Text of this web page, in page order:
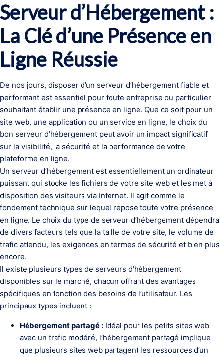
Serveur d’Hébergement :
La Clé d’une Présence en
Ligne Réussie
De nos jours, disposer d’un serveur d’hébergement fiable et
performant est essentiel pour toute entreprise ou particulier
souhaitant établir une présence en ligne. Que ce soit pour un
site web, une application ou un service en ligne, le choix du
bon serveur d’hébergement peut avoir un impact significatif
sur la visibilité, la sécurité et la performance de votre
plateforme en ligne.
Un serveur d’hébergement est essentiellement un ordinateur
puissant qui stocke les fichiers de votre site web et les met à
disposition des visiteurs via Internet. Il agit comme le
fondement technique sur lequel repose toute votre présence
en ligne. Le choix du type de serveur d’hébergement dépendra
de divers facteurs tels que la taille de votre site, le volume de
trafic attendu, les exigences en termes de sécurité et bien plus
encore.
Il existe plusieurs types de serveurs d’hébergement
disponibles sur le marché, chacun offrant des avantages
spécifiques en fonction des besoins de l’utilisateur. Les
principaux types incluent :
Hébergement partagé : Idéal pour les petits sites web
avec un trafic modéré, l’hébergement partagé implique
que plusieurs sites web partagent les ressources d’un